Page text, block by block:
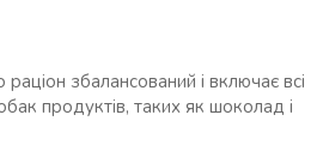
збалансований і включає всі
продуктів, таких як шоколад і